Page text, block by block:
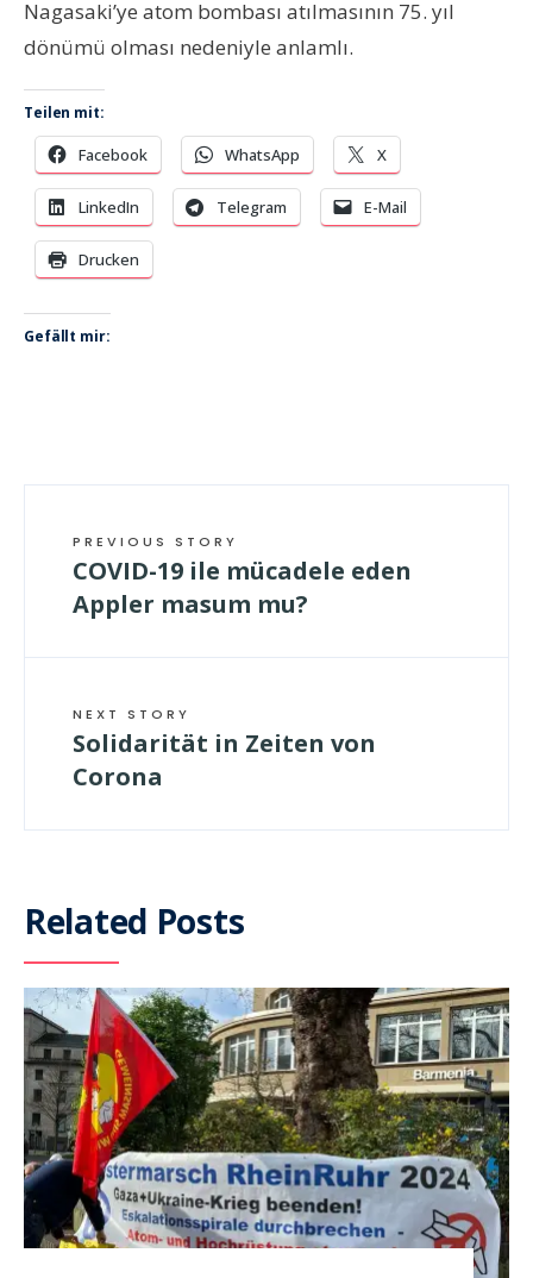
Nagasaki’ye atom bombası atılmasının 75. yıl
dönümü olması nedeniyle anlamlı.
Teilen mit:
Facebook WhatsApp X
LinkedIn Telegram E-Mail
Drucken
Gefällt mir:
PREVIOUS STORY
COVID-19 ile mücadele eden
Appler masum mu?
NEXT STORY
Solidarität in Zeiten von
Corona
Related Posts